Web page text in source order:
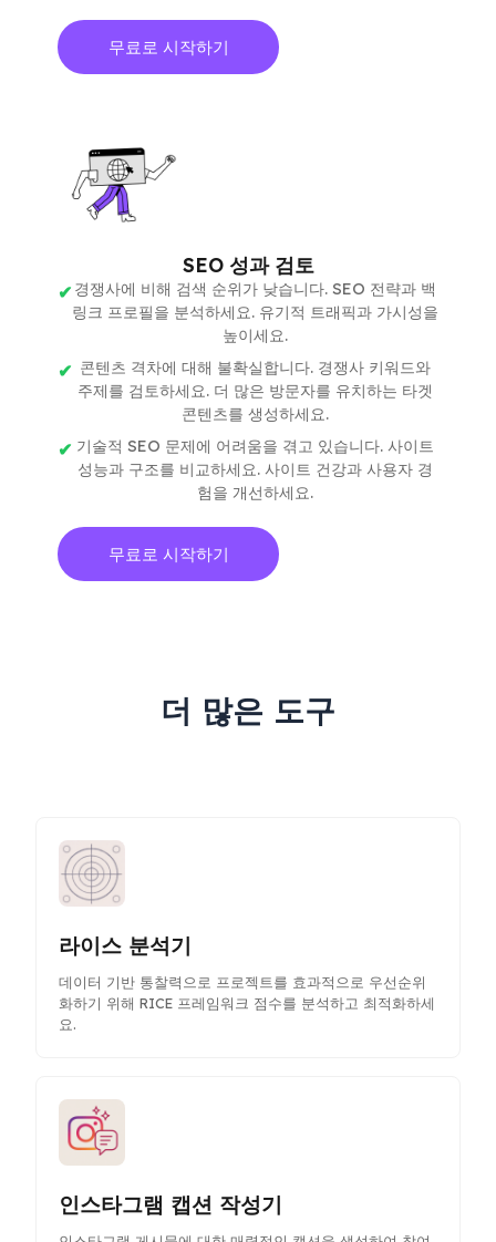
무료로 시작하기
SEO 성과 검토
경쟁사에 비해 검색 순위가 낮습니다. SEO 전략과 백
링크 프로필을 분석하세요. 유기적 트래픽과 가시성을
높이세요.
콘텐츠 격차에 대해 불확실합니다. 경쟁사 키워드와
주제를 검토하세요. 더 많은 방문자를 유치하는 타겟
콘텐츠를 생성하세요.
기술적 SEO 문제에 어려움을 겪고 있습니다. 사이트
성능과 구조를 비교하세요. 사이트 건강과 사용자 경
험을 개선하세요.
무료로 시작하기
더 많은 도구
라이스 분석기
데이터 기반 통찰력으로 프로젝트를 효과적으로 우선순위
화하기 위해 RICE 프레임워크 점수를 분석하고 최적화하세
요.
인스타그램 캡션 작성기